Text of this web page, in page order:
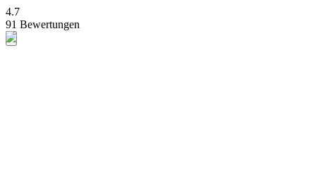
4.7
91 Bewertungen